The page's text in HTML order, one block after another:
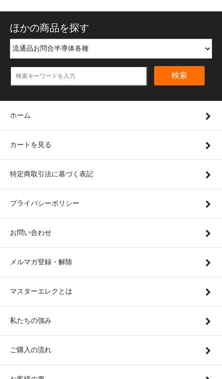
ほかの商品を探す
検索
ホーム
カートを見る
特定商取引法に基づく表記
プライバシーポリシー
お問い合わせ
メルマガ登録・解除
マスターエレクとは
私たちの強み
ご購入の流れ